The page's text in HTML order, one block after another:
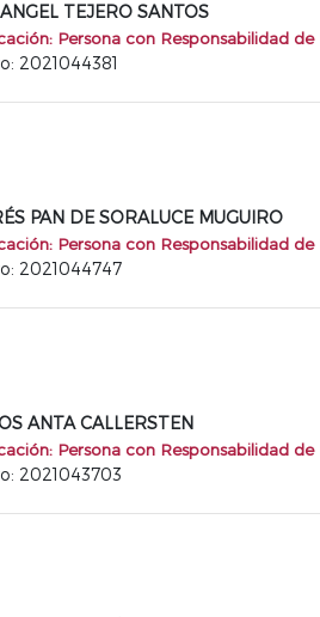
TEJERO SANTOS
Persona con Responsabilidad de
2021044381
PAN DE SORALUCE MUGUIRO
Persona con Responsabilidad de
2021044747
ANTA CALLERSTEN
Persona con Responsabilidad de
2021043703